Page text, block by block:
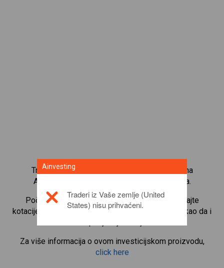
Trgujte s više od 1000 međunarodnih udjela na
Ainvesting platformi za trgovanje CFD-ovima.
Počnite trgovati CFD-ovima naChevron
. Primajte
kotacije u stvarnom vremenu i primajte dividende kao da i
Za više informacija o ovom investicijskom proizvodu,
click here
Ainvesting
Traderi iz Vaše zemlje (United
States) nisu prihvaćeni.